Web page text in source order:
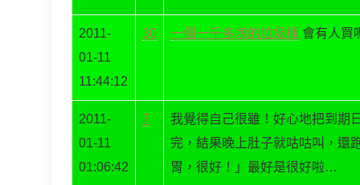
2011-
01-11
11:44:12
30 一個一千多塊的垃圾桶 會有人買
2011-
01-11
01:06:42
7
我覺得自己很雖！好心地把到期
完，結果晚上肚子就咕咕叫，還
胃，很好！」最好是很好啦…